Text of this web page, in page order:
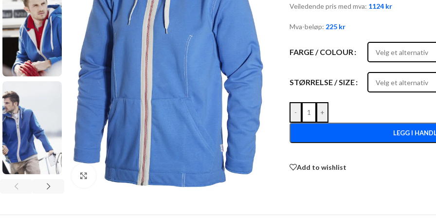
Click to enlarge
Veiledende pris med mva: 1124 kr
Mva-beløp: 225 kr
FARGE / COLOUR
STØRRELSE / SIZE
- +
LEGG I
Add to wishlist